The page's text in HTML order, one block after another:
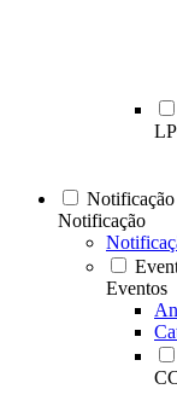
Notificação
Notificação
Eventos